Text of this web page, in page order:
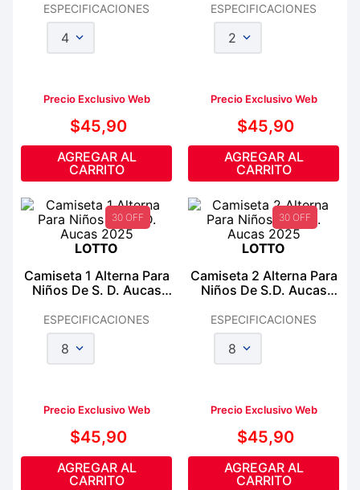
ESPECIFICACIONES
4
Precio Exclusivo Web
$45,90
AGREGAR AL
CARRITO
Nacional 2025
ESPECIFICACIONES
2
Precio Exclusivo Web
$45,90
AGREGAR AL
CARRITO
30 OFF
LOTTO
Camiseta 1 Alterna Para
Niños De S. D. Aucas
ESPECIFICACIONES
8
Precio Exclusivo Web
$45,90
AGREGAR AL
CARRITO
30 OFF
LOTTO
Camiseta 2 Alterna Para
Niños De S.D. Aucas
ESPECIFICACIONES
8
Precio Exclusivo Web
$45,90
AGREGAR AL
CARRITO